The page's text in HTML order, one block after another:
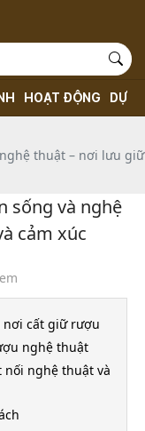
HOẠT ĐỘNG DỰ
thuật – nơi lưu giữ
sống và nghệ
cảm xúc
nơi cất giữ rượu
nghệ thuật
nối nghệ thuật và